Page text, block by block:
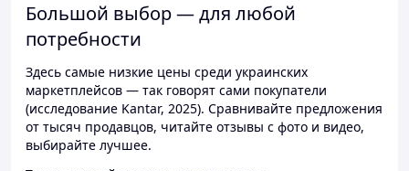
Большой выбор — для любой
потребности
Здесь самые низкие цены среди украинских
маркетплейсов — так говорят сами покупатели
(исследование Kantar, 2025). Сравнивайте предложения
от тысяч продавцов, читайте отзывы с фото и видео,
выбирайте лучшее.